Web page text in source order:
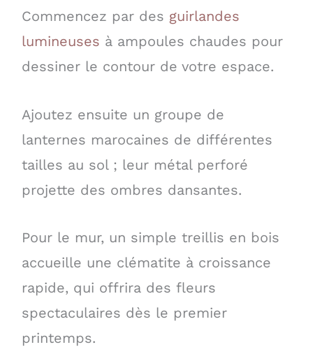
Commencez par des guirlandes
lumineuses à ampoules chaudes pour
dessiner le contour de votre espace.
Ajoutez ensuite un groupe de
lanternes marocaines de différentes
tailles au sol ; leur métal perforé
projette des ombres dansantes.
Pour le mur, un simple treillis en bois
accueille une clématite à croissance
rapide, qui offrira des fleurs
spectaculaires dès le premier
printemps.